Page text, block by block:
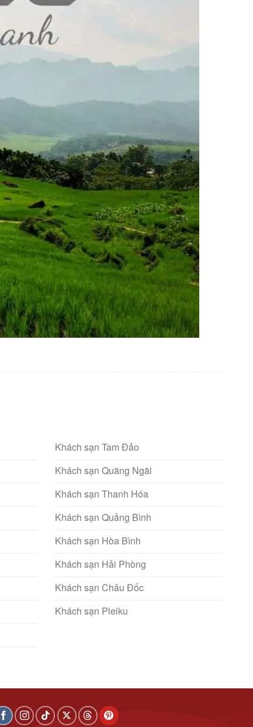
Khách sạn Tam Đảo
Khách sạn Quãng Ngãi
Khách sạn Thanh Hóa
Khách sạn Quảng Bình
Khách sạn Hòa Bình
Khách sạn Hải Phòng
Khách sạn Châu Đốc
Khách sạn Pleiku